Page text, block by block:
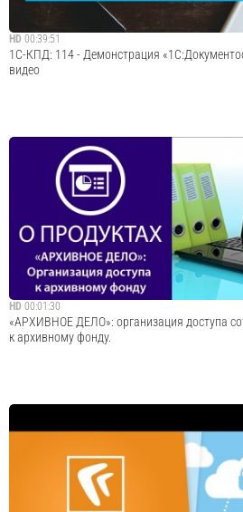
HD 00:39:51
1С-КПД: 114 - Демонстрация
видео
Данная демонстрация вырезана из вебинара
«1С:Документооборот». Обзор возможностей».
версия вебинара: Закажите бесплатную живую
демонстрацию «1С:Документооборот», пройдя
http://1c-kpd.ru/ Следите за новостями в
Cмотреть видео
HD 00:01:30
«АРХИВНОЕ ДЕЛО»: организация доступа
к архивному фонду.
«АРХИВНОЕ ДЕЛО»: организация доступа
архивному фонду . Простой и удобный доступ
сотрудников организации к материалам
- одно из признанных преимуществ системы
ДЕЛО». Доступ читателей к архивной информа...